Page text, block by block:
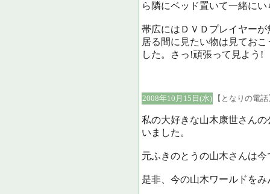
ら隣にベッド置いて一緒に
帯広にはＤＶＤプレイヤー
居る間に見たい物は見てお
した。さっ!頑張って見よう!
2008年10月15日(水) 【となりの
私の大好きな山木康世さん
いました。
元ふきのとうの山木さんは
是非、今の山木ワールドを